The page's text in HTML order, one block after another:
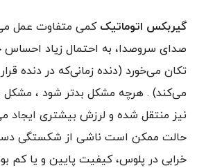
گیربکس اتوماتیک کمی متفاوت عمل
صدای سروصدا، به احتمال زیاد احساس
تکان می‌خورد ‌‌(دنده زمانی‌که در دنده
می‌کند) . هرچه مشکل بدتر شود ،
نیز منتقل شده و لرزش بیشتری ایجاد
حالت ممکن است ناشی از شکستگی
خرابی در پلوس، کیفیت پایین و یا کم